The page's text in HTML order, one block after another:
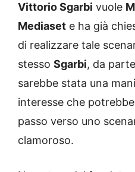
Vittorio Sgarbi vuole
Mediaset e ha già
di realizzare tale
stesso Sgarbi, da
sarebbe stata una
interesse che
passo verso uno
clamoroso.